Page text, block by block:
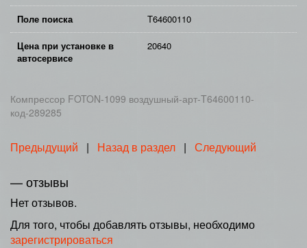
Поле поиска T64600110
Цена при установке в
автосервисе
20640
Компрессор FOTON-1099 воздушный-арт-T64600110-
код-289285
Предыдущий | Назад в раздел | Следующий
— отзывы
Нет отзывов.
Для того, чтобы добавлять отзывы, необходимо
зарегистрироваться